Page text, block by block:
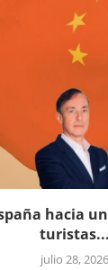
hacia
turistas...
julio 28, 2026